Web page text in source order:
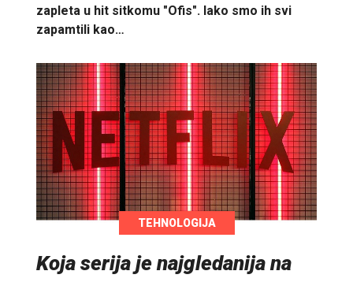
zapleta u hit sitkomu "Ofis". Iako smo ih svi
zapamtili kao…
TEHNOLOGIJA
Koja serija je najgledanija na